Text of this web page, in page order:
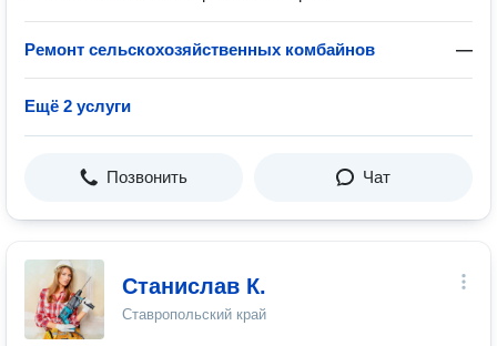
Ремонт сельскохозяйственных комбайнов —
Ещё 2 услуги
Позвонить Чат
Станислав К.
Ставропольский край